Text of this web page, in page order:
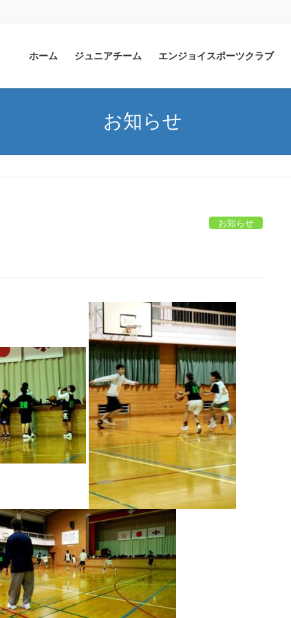
ホーム ジュニアチーム エンジョイスポーツクラブ
お知らせ
お知らせ